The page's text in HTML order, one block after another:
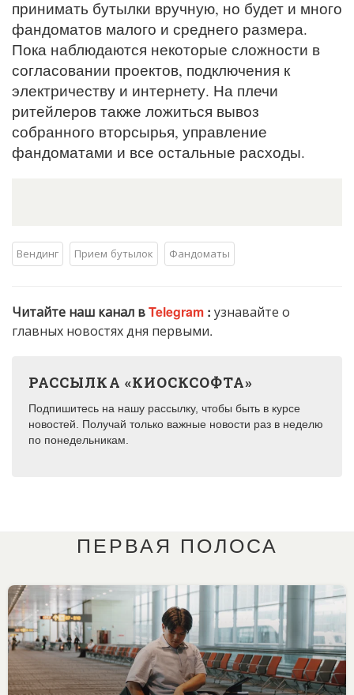
принимать бутылки вручную, но будет и много
фандоматов малого и среднего размера.
Пока наблюдаются некоторые сложности в
согласовании проектов, подключения к
электричеству и интернету. На плечи
ритейлеров также ложиться вывоз
собранного вторсырья, управление
фандоматами и все остальные расходы.
Вендинг Прием бутылок Фандоматы
Читайте наш канал вTelegram : узнавайте о
главных новостях дня первыми.
РАССЫЛКА «КИОСКСОФТА»
Подпишитесь на нашу рассылку, чтобы быть в курсе
новостей. Получай только важные новости раз в неделю
по понедельникам.
ПЕРВАЯ ПОЛОСА